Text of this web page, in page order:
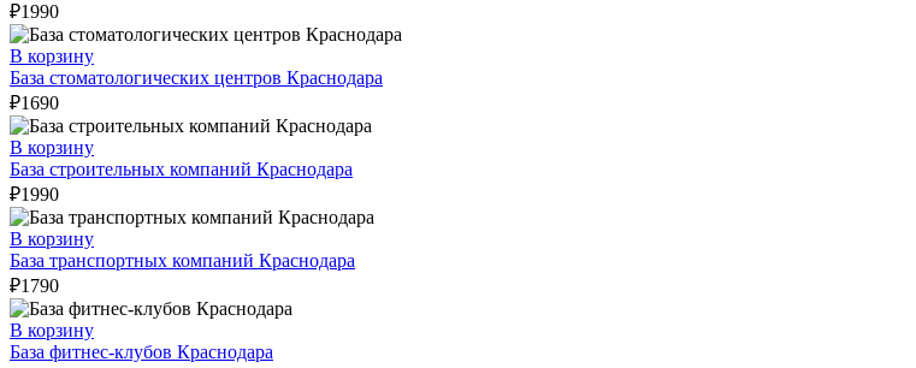
₽1990
В корзину
База стоматологических центров Краснодара
₽1690
В корзину
База строительных компаний Краснодара
₽1990
В корзину
База транспортных компаний Краснодара
₽1790
В корзину
База фитнес-клубов Краснодара